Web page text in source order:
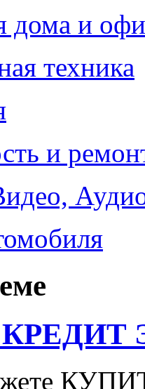
дома и
техника
и